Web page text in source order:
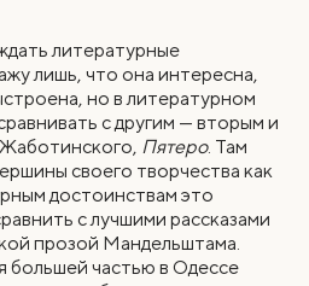
литературные
лишь, что она интересна,
но в литературном
с другим — вторым и
Пятеро. Там
своего творчества как
достоинствам это
с лучшими рассказами
прозой Мандельштама.
частью в Одессе